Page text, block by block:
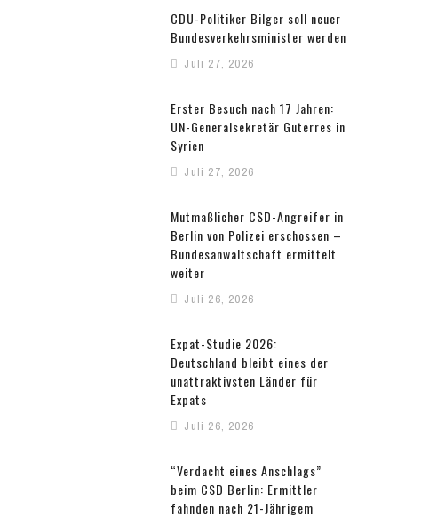
CDU-Politiker Bilger soll neuer
Bundesverkehrsminister werden
Juli 27, 2026
Erster Besuch nach 17 Jahren:
UN-Generalsekretär Guterres in
Syrien
Juli 27, 2026
Mutmaßlicher CSD-Angreifer in
Berlin von Polizei erschossen –
Bundesanwaltschaft ermittelt
weiter
Juli 26, 2026
Expat-Studie 2026:
Deutschland bleibt eines der
unattraktivsten Länder für
Expats
Juli 26, 2026
“Verdacht eines Anschlags”
beim CSD Berlin: Ermittler
fahnden nach 21-Jährigem